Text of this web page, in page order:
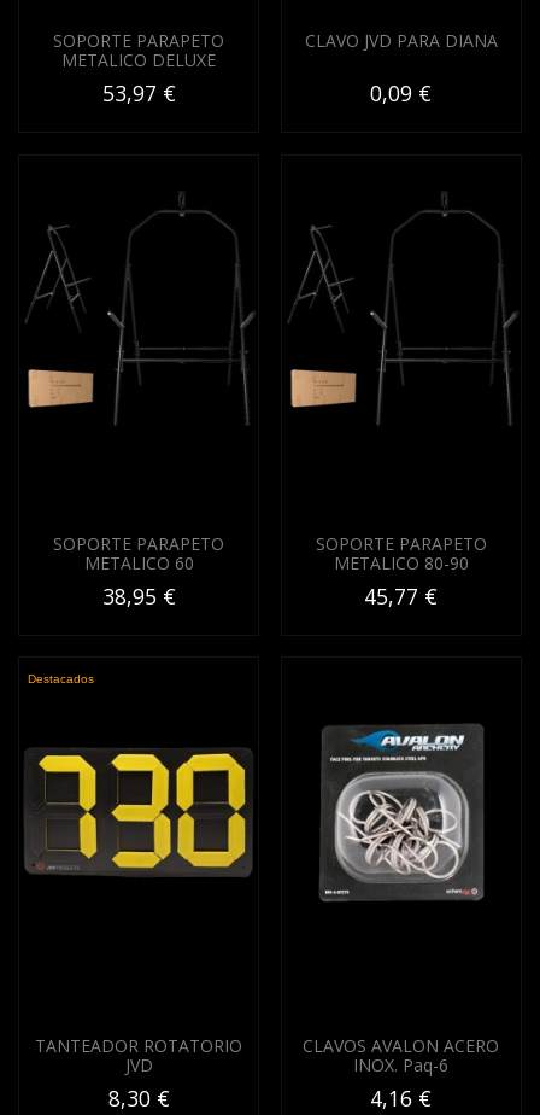
SOPORTE PARAPETO
METALICO DELUXE
53,97 €
CLAVO JVD PARA DIANA
0,09 €
SOPORTE PARAPETO
METALICO 60
38,95 €
SOPORTE PARAPETO
METALICO 80-90
45,77 €
Destacados
TANTEADOR ROTATORIO
JVD
8,30 €
CLAVOS AVALON ACERO
INOX. Paq-6
4,16 €